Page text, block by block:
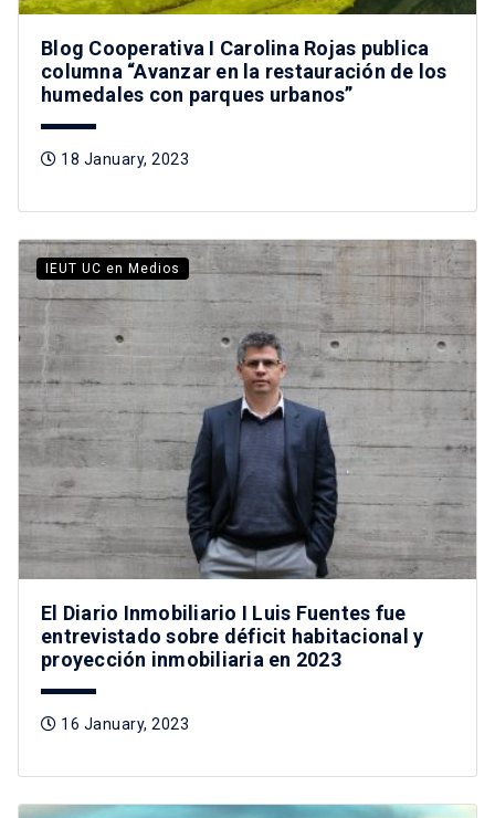
Blog Cooperativa I Carolina Rojas publica
columna “Avanzar en la restauración de los
humedales con parques urbanos”
18 January, 2023
IEUT UC en Medios
El Diario Inmobiliario I Luis Fuentes fue
entrevistado sobre déficit habitacional y
proyección inmobiliaria en 2023
16 January, 2023